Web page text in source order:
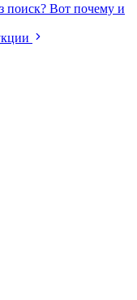
поиск? Вот почему и